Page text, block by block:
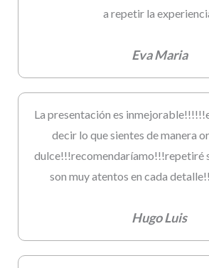
a repetir la
Eva Maria
La presentación es
decir lo que sientes de manera
dulce!!!recomendaríamo!!!repetiré
son muy atentos en cada
Hugo Luis